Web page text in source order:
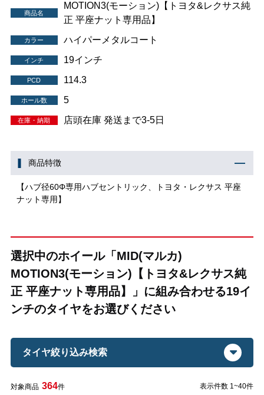
商品名
MOTION3(モーション)【トヨタ&レクサス純
正 平座ナット専用品】
カラー ハイパーメタルコート
インチ 19インチ
PCD 114.3
ホール数 5
在庫・納期 店頭在庫 発送まで3-5日
商品特徴
【ハブ径60Φ専用ハブセントリック、トヨタ・レクサス 平座
ナット専用】
選択中のホイール「MID(マルカ)
MOTION3(モーション)【トヨタ&レクサス純
正 平座ナット専用品】」に組み合わせる19イ
ンチのタイヤをお選びください
タイヤ絞り込み検索
対象商品 364件 表示件数 1~40件